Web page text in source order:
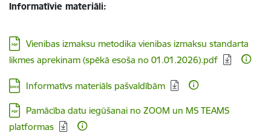
Informatīvie materiāli:
Lejupielādēt:
Vienibas izmaksu metodika vienibas izmaksu standarta
likmes aprekinam (spēkā esoša no 01.01.2026).pdf
Lejupielādēt:
Informatīvs materiāls pašvaldībām
Lejupielādēt:
Pamācība datu iegūšanai no ZOOM un MS TEAMS
platformas